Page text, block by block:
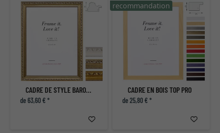
CADRE DE STYLE BAROQUE MADRIE
de 63,60 € *
CADRE EN BOIS TOP PRO
de 25,80 € *
recommandation